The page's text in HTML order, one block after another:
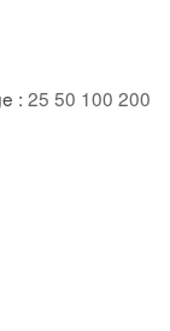
: 25 50 100 200